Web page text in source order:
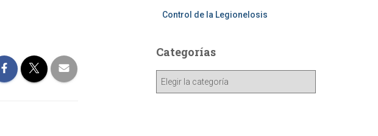
Control de la Legionelosis
Categorías